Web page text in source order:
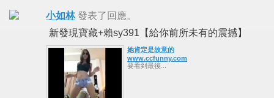
小如林 發表了回應。
新發現寶藏+賴sy391【給你前所未有的震撼】
她肯定是故意的
www.ccfunny.com
要看到最後...